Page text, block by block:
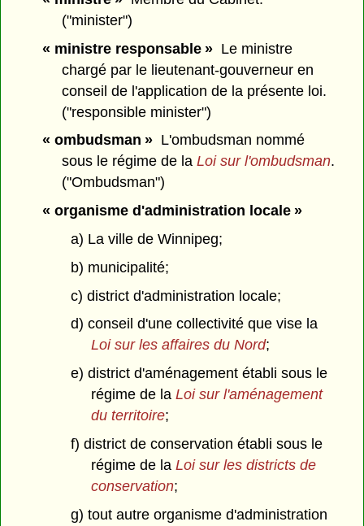
("minister")
« ministre responsable »Le ministre
chargé par le lieutenant-gouverneur en
conseil de l'application de la présente loi.
("responsible minister")
« ombudsman » L'ombudsman nommé
sous le régime de laLoi sur l'ombudsman.
("Ombudsman")
« organisme d'administration locale »
a) La ville de Winnipeg;
b) municipalité;
c) district d'administration locale;
d) conseil d'une collectivité que vise la
Loi sur les affaires du Nord;
e) district d'aménagement établi sous le
régime de la Loi sur l'aménagement
du territoire;
f) district de conservation établi sous le
régime de la Loi sur les districts de
conservation;
g) tout autre organisme d'administration